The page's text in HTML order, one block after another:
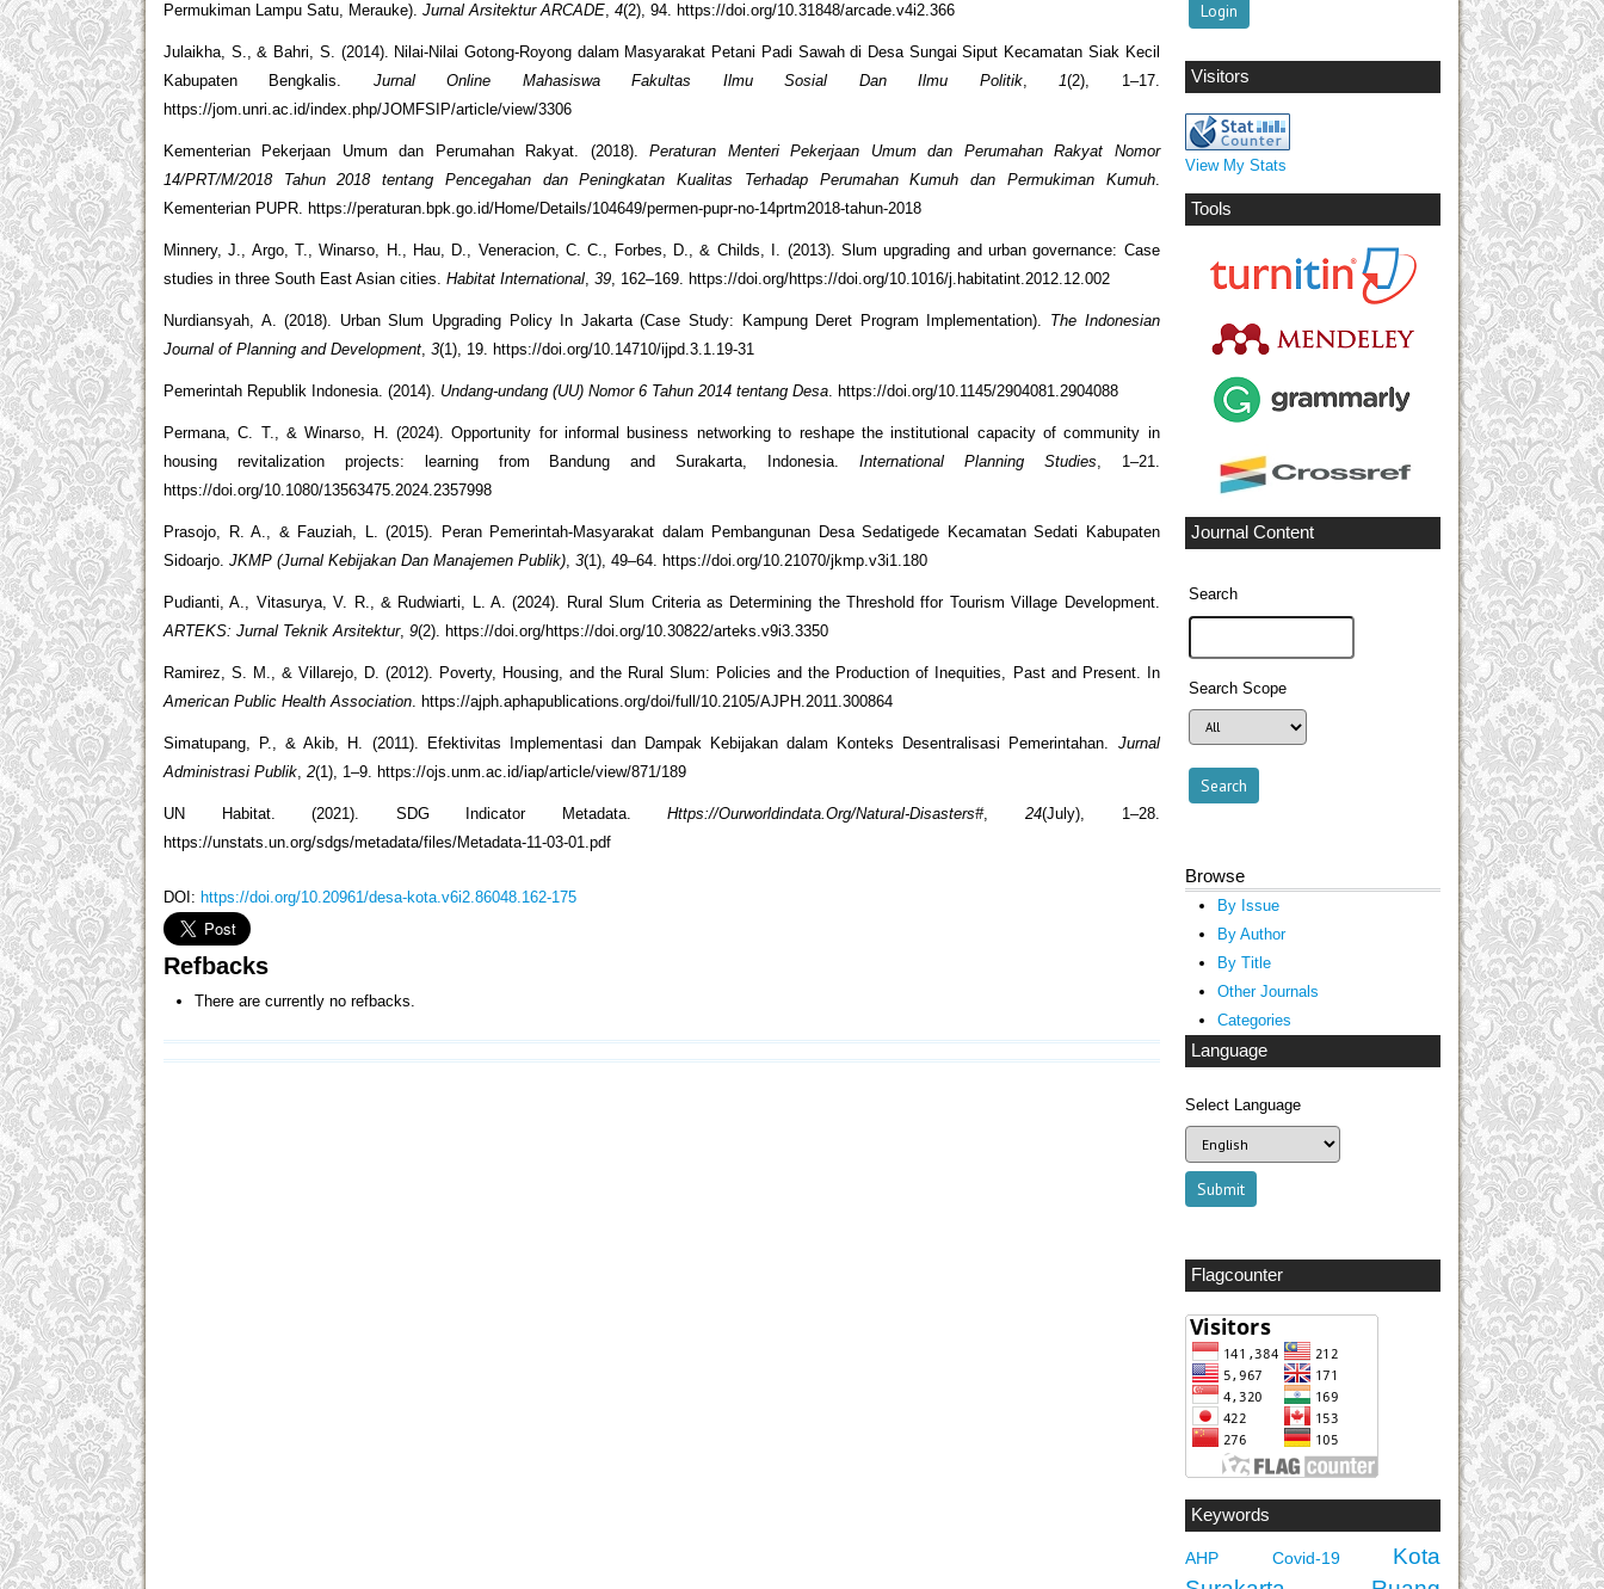
Visitors
View My Stats
Tools
Journal Content
Search
Search Scope
Browse
By Issue
By Author
By Title
Other Journals
Categories
Language
Select Language
Flagcounter
Keywords
AHP Covid-19
Kota
Permukiman Lampu Satu, Merauke). Jurnal Arsitektur ARCADE, 4(2), 94. https://doi.org/10.31848/arcade.v4i2.366
Julaikha, S., & Bahri, S. (2014). Nilai-Nilai Gotong-Royong dalam Masyarakat Petani Padi Sawah di Desa Sungai Siput Kecamatan Siak Kecil
Kabupaten Bengkalis. Jurnal Online Mahasiswa Fakultas Ilmu Sosial Dan Ilmu Politik,1(2), 1–17.
https://jom.unri.ac.id/index.php/JOMFSIP/article/view/3306
Kementerian Pekerjaan Umum dan Perumahan Rakyat. (2018).Peraturan Menteri Pekerjaan Umum dan Perumahan Rakyat Nomor
14/PRT/M/2018 Tahun 2018 tentang Pencegahan dan Peningkatan Kualitas Terhadap Perumahan Kumuh dan Permukiman Kumuh.
Kementerian PUPR. https://peraturan.bpk.go.id/Home/Details/104649/permen-pupr-no-14prtm2018-tahun-2018
Minnery, J., Argo, T., Winarso, H., Hau, D., Veneracion, C. C., Forbes, D., & Childs, I. (2013). Slum upgrading and urban governance: Case
studies in three South East Asian cities. Habitat International, 39, 162–169. https://doi.org/https://doi.org/10.1016/j.habitatint.2012.12.002
Nurdiansyah, A. (2018). Urban Slum Upgrading Policy In Jakarta (Case Study: Kampung Deret Program Implementation). The Indonesian
Journal of Planning and Development, 3(1), 19. https://doi.org/10.14710/ijpd.3.1.19-31
Pemerintah Republik Indonesia. (2014). Undang-undang (UU) Nomor 6 Tahun 2014 tentang Desa. https://doi.org/10.1145/2904081.2904088
Permana, C. T., & Winarso, H. (2024). Opportunity for informal business networking to reshape the institutional capacity of community in
housing revitalization projects: learning from Bandung and Surakarta, Indonesia. International Planning Studies, 1–21.
https://doi.org/10.1080/13563475.2024.2357998
Prasojo, R. A., & Fauziah, L. (2015). Peran Pemerintah-Masyarakat dalam Pembangunan Desa Sedatigede Kecamatan Sedati Kabupaten
Sidoarjo. JKMP (Jurnal Kebijakan Dan Manajemen Publik), 3(1), 49–64. https://doi.org/10.21070/jkmp.v3i1.180
Pudianti, A., Vitasurya, V. R., & Rudwiarti, L. A. (2024). Rural Slum Criteria as Determining the Threshold ffor Tourism Village Development.
ARTEKS: Jurnal Teknik Arsitektur, 9(2). https://doi.org/https://doi.org/10.30822/arteks.v9i3.3350
Ramirez, S. M., & Villarejo, D. (2012). Poverty, Housing, and the Rural Slum: Policies and the Production of Inequities, Past and Present. In
American Public Health Association. https://ajph.aphapublications.org/doi/full/10.2105/AJPH.2011.300864
Simatupang, P., & Akib, H. (2011). Efektivitas Implementasi dan Dampak Kebijakan dalam Konteks Desentralisasi Pemerintahan. Jurnal
Administrasi Publik, 2(1), 1–9. https://ojs.unm.ac.id/iap/article/view/871/189
UN Habitat. (2021). SDG Indicator Metadata.Https://Ourworldindata.Org/Natural-Disasters#,24(July), 1–28.
https://unstats.un.org/sdgs/metadata/files/Metadata-11-03-01.pdf
DOI: https://doi.org/10.20961/desa-kota.v6i2.86048.162-175
Refbacks
There are currently no refbacks.